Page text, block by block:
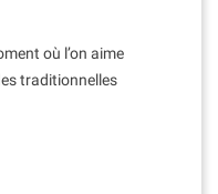
où l’on aime
traditionnelles